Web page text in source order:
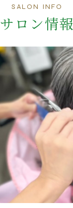
SALON INFO
サロン情報